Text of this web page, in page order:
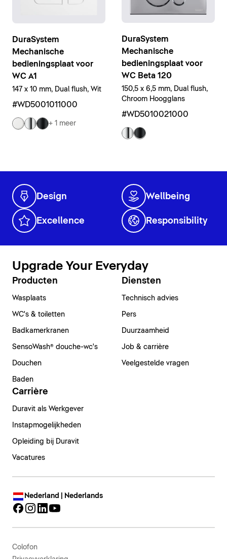
DuraSystem
Mechanische
bedieningsplaat voor
WC A1
147 x 10 mm, Dual flush, Wit
#WD5001011000
+ 1 meer
DuraSystem
Mechanische
bedieningsplaat voor
WC Beta 120
150,5 x 6,5 mm, Dual flush,
Chroom Hoogglans
#WD5010021000
Design Wellbeing
Excellence Responsibility
Upgrade Your Everyday
Producten
Wasplaats
WC's & toiletten
Badkamerkranen
SensoWash® douche-wc's
Douchen
Baden
Diensten
Technisch advies
Pers
Duurzaamheid
Job & carrière
Veelgestelde vragen
Carrière
Duravit als Werkgever
Instapmogelijkheden
Opleiding bij Duravit
Vacatures
Nederland | Nederlands
Colofon